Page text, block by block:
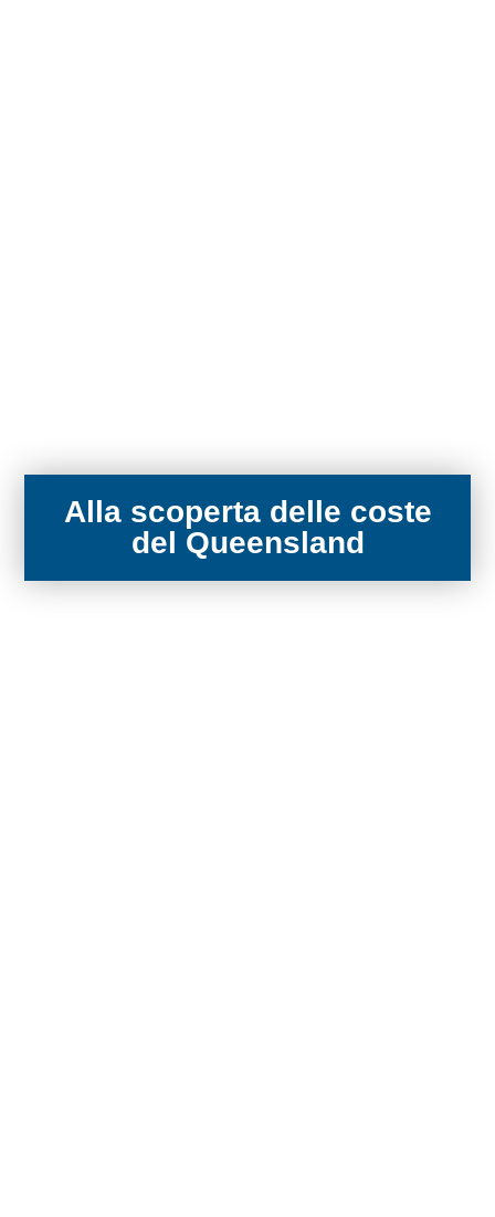
Alla scoperta delle coste
del Queensland